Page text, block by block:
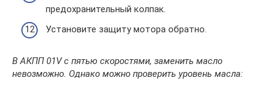
предохранительный колпак.
Установите защиту мотора обратно.
В АКПП 01V с пятью скоростями, заменить масло
невозможно. Однако можно проверить уровень масла: